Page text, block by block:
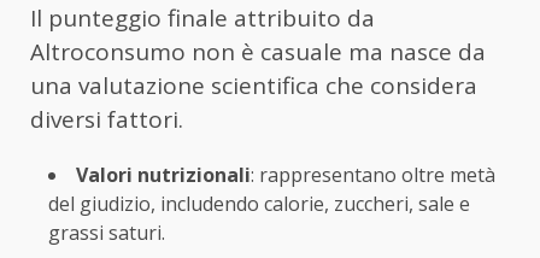
Il punteggio finale attribuito da
Altroconsumo non è casuale ma nasce da
una valutazione scientifica che considera
diversi fattori.
Valori nutrizionali: rappresentano oltre metà
del giudizio, includendo calorie, zuccheri, sale e
grassi saturi.